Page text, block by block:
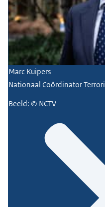
Marc Kuipers
Nationaal Coördinator
Beeld: © NCTV